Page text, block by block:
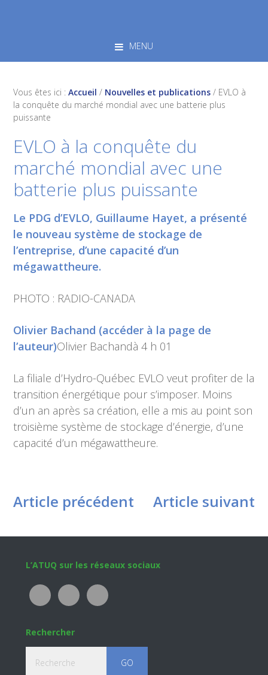
MENU
Vous êtes ici :Accueil / Nouvelles et publications / EVLO à
la conquête du marché mondial avec une batterie plus
puissante
EVLO à la conquête du
marché mondial avec une
batterie plus puissante
Le PDG d’EVLO, Guillaume Hayet, a présenté
le nouveau système de stockage de
l’entreprise, d’une capacité d’un
mégawattheure.
PHOTO : RADIO-CANADA
Olivier Bachand (accéder à la page de
l’auteur)Olivier Bachandà 4 h 01
La filiale d’Hydro-Québec EVLO veut profiter de la
transition énergétique pour s’imposer. Moins
d’un an après sa création, elle a mis au point son
troisième système de stockage d’énergie, d’une
capacité d’un mégawattheure.
Article précédent Article suivant
Footer
L’ATUQ sur les réseaux sociaux
Rechercher